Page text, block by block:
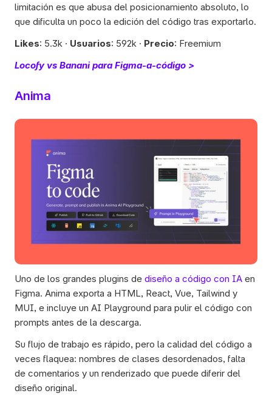
limitación es que abusa del posicionamiento absoluto, lo
que dificulta un poco la edición del código tras exportarlo.
Likes: 5.3k · Usuarios: 592k · Precio: Freemium
Locofy vs Banani para Figma-a-código >
Anima
Uno de los grandes plugins de diseño a código con IA en
Figma. Anima exporta a HTML, React, Vue, Tailwind y
MUI, e incluye un AI Playground para pulir el código con
prompts antes de la descarga.
Su flujo de trabajo es rápido, pero la calidad del código a
veces flaquea: nombres de clases desordenados, falta
de comentarios y un renderizado que puede diferir del
diseño original.